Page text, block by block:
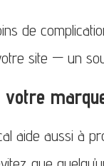
de
site — un
votre
aide aussi à